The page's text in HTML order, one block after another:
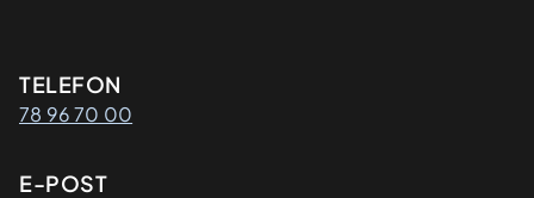
Kontaktinformasjon
TELEFON
78 96 70 00
E-POST